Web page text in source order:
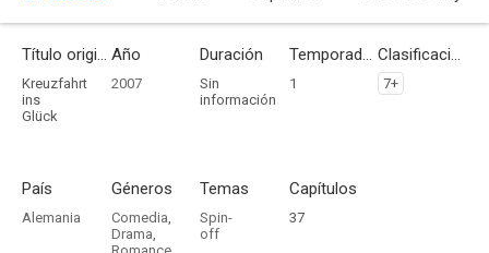
Título original
Kreuzfahrt
ins
Glück
Año
2007
Duración
Sin
información
Temporadas
1
Clasificación por edades
7+
País
Alemania
Géneros
Comedia,
Drama,
Temas
Spin-
off
Capítulos
37